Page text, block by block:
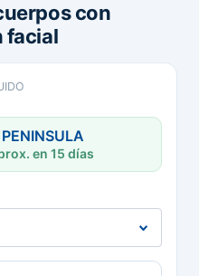
con
facial
en 15 días